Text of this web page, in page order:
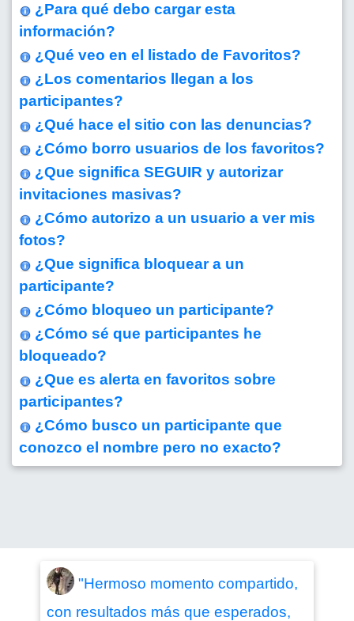
¿Para qué debo cargar esta
información?
¿Qué veo en el listado de Favoritos?
¿Los comentarios llegan a los
participantes?
¿Qué hace el sitio con las denuncias?
¿Cómo borro usuarios de los favoritos?
¿Que significa SEGUIR y autorizar
invitaciones masivas?
¿Cómo autorizo a un usuario a ver mis
fotos?
¿Que significa bloquear a un
participante?
¿Cómo bloqueo un participante?
¿Cómo sé que participantes he
bloqueado?
¿Que es alerta en favoritos sobre
participantes?
¿Cómo busco un participante que
conozco el nombre pero no exacto?
"Hermoso momento compartido,
con resultados más que esperados,